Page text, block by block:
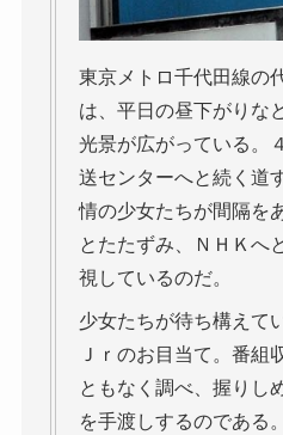
東京メトロ千代田線の
は、平日の昼下がりな
光景が広がっている。
送センターへと続く道
情の少女たちが間隔を
とたたずみ、ＮＨＫへ
視しているのだ。
少女たちが待ち構えて
Ｊｒのお目当て。番組
ともなく調べ、握りし
を手渡しするのである。